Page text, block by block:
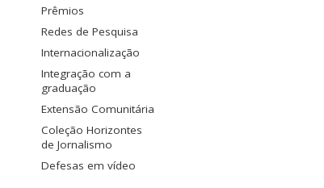
Prêmios
Redes de Pesquisa
Internacionalização
Integração com a
graduação
Extensão Comunitária
Coleção Horizontes
de Jornalismo
Defesas em vídeo